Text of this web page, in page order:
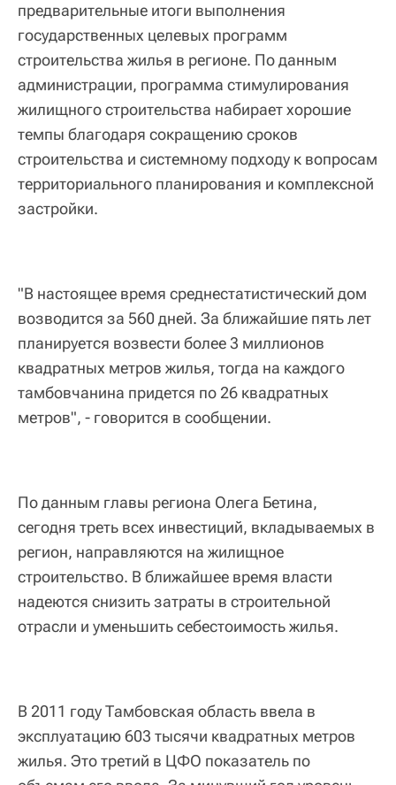
предварительные итоги выполнения
государственных целевых программ
строительства жилья в регионе. По данным
администрации, программа стимулирования
жилищного строительства набирает хорошие
темпы благодаря сокращению сроков
строительства и системному подходу к вопросам
территориального планирования и комплексной
застройки.
"В настоящее время среднестатистический дом
возводится за 560 дней. За ближайшие пять лет
планируется возвести более 3 миллионов
квадратных метров жилья, тогда на каждого
тамбовчанина придется по 26 квадратных
метров", - говорится в сообщении.
По данным главы региона Олега Бетина,
сегодня треть всех инвестиций, вкладываемых в
регион, направляются на жилищное
строительство. В ближайшее время власти
надеются снизить затраты в строительной
отрасли и уменьшить себестоимость жилья.
В 2011 году Тамбовская область ввела в
эксплуатацию 603 тысячи квадратных метров
жилья. Это третий в ЦФО показатель по